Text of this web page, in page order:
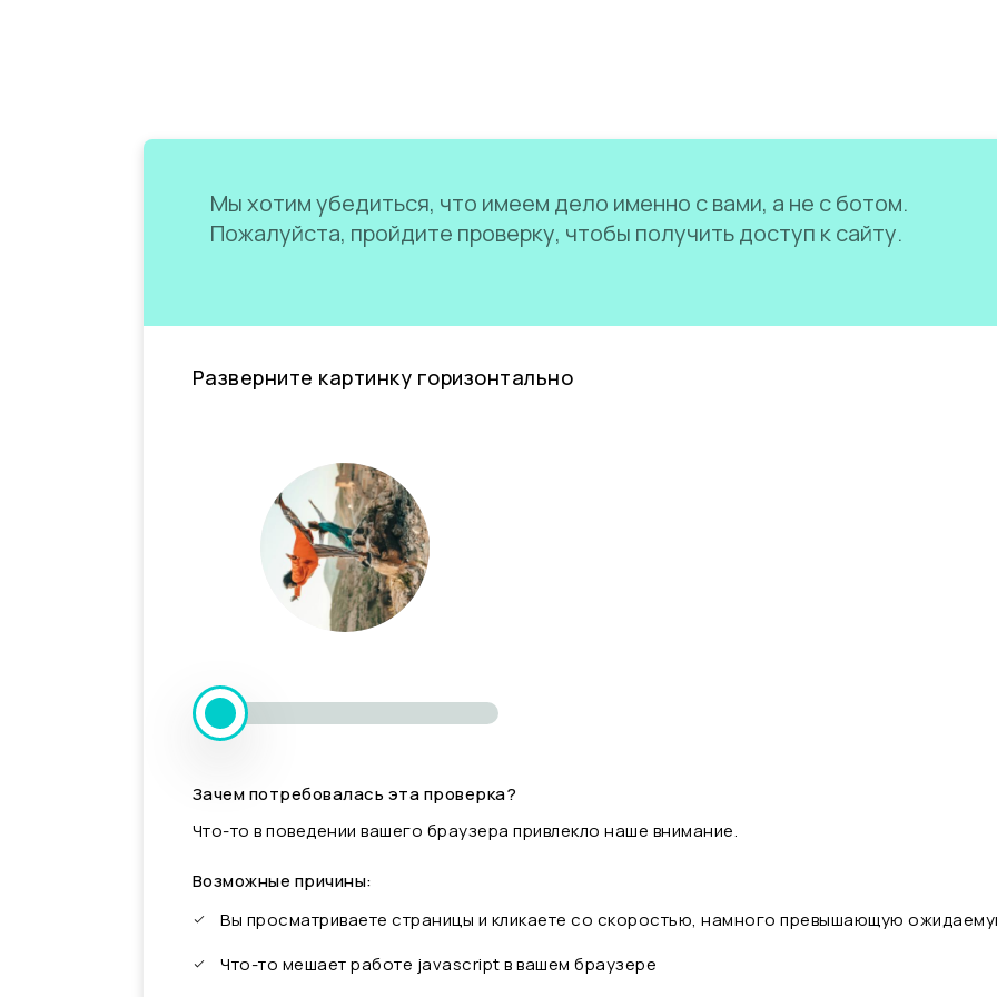
Мы хотим убедиться, что имеем дело именно с вами, а не с ботом.
Пожалуйста, пройдите проверку, чтобы получить доступ к сайту.
Разверните картинку горизонтально
Зачем потребовалась эта проверка?
Что-то в поведении вашего браузера привлекло наше внимание.
Возможные причины:
Вы просматриваете страницы и кликаете со скоростью, намного превышающую
Что-то мешает работе javascript в вашем браузере